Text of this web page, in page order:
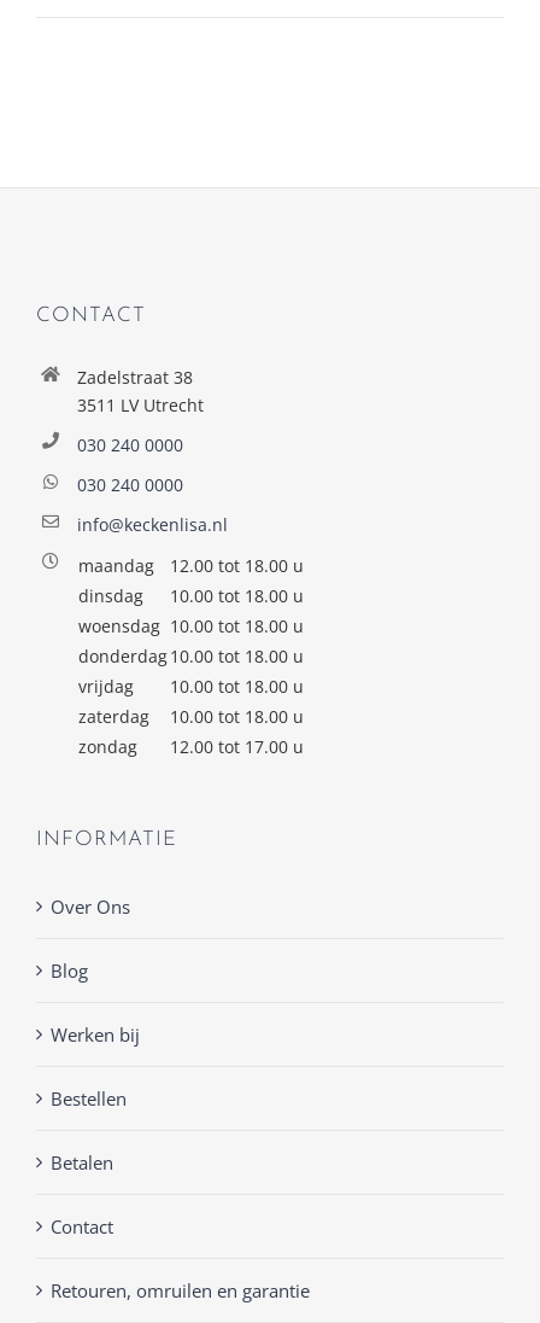
CONTACT
Zadelstraat 38
3511 LV Utrecht
030 240 0000
030 240 0000
info@keckenlisa.nl
maandag
12.00 tot 18.00 u
dinsdag
10.00 tot 18.00 u
woensdag 10.00 tot 18.00 u
donderdag10.00 tot 18.00 u
vrijdag
10.00 tot 18.00 u
zaterdag
10.00 tot 18.00 u
zondag
12.00 tot 17.00 u
INFORMATIE
Over Ons
Blog
Werken bij
Bestellen
Betalen
Contact
Retouren, omruilen en garantie